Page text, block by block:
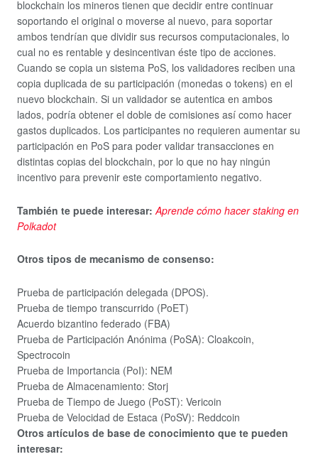
blockchain los mineros tienen que decidir entre continuar
soportando el original o moverse al nuevo, para soportar
ambos tendrían que dividir sus recursos computacionales, lo
cual no es rentable y desincentivan éste tipo de acciones.
Cuando se copia un sistema PoS, los validadores reciben una
copia duplicada de su participación (monedas o tokens) en el
nuevo blockchain. Si un validador se autentica en ambos
lados, podría obtener el doble de comisiones así como hacer
gastos duplicados. Los participantes no requieren aumentar su
participación en PoS para poder validar transacciones en
distintas copias del blockchain, por lo que no hay ningún
incentivo para prevenir este comportamiento negativo.
También te puede interesar: Aprende cómo hacer staking en
Polkadot
Otros tipos de mecanismo de consenso:
Prueba de participación delegada (DPOS).
Prueba de tiempo transcurrido (PoET)
Acuerdo bizantino federado (FBA)
Prueba de Participación Anónima (PoSA): Cloakcoin,
Spectrocoin
Prueba de Importancia (PoI): NEM
Prueba de Almacenamiento: Storj
Prueba de Tiempo de Juego (PoST): Vericoin
Prueba de Velocidad de Estaca (PoSV): Reddcoin
Otros artículos de base de conocimiento que te pueden
interesar: